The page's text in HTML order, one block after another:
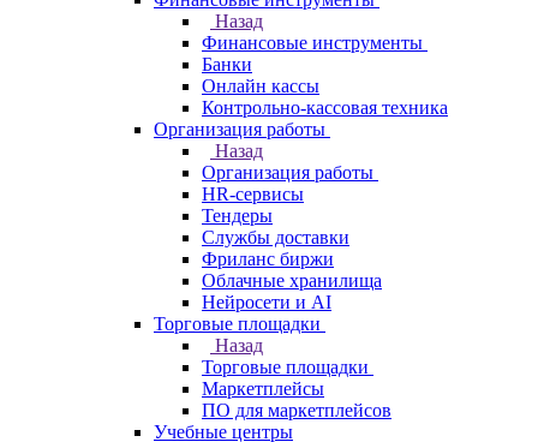
Назад
Финансовые инструменты
Банки
Онлайн кассы
Контрольно-кассовая техника
Организация работы
Назад
Организация работы
HR-сервисы
Тендеры
Службы доставки
Фриланс биржи
Облачные хранилища
Нейросети и AI
Торговые площадки
Назад
Торговые площадки
Маркетплейсы
ПО для маркетплейсов
Учебные центры